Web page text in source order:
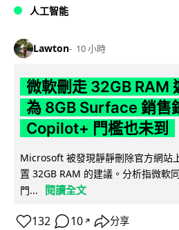
人工智能
Lawton 10 小時
微軟刪走 32GB RAM
為 8GB Surface 銷售
Copilot+ 門檻也未到
Microsoft 被發現靜靜刪除官方網站
置 32GB RAM 的建議。分析指微軟
門...
閱讀全文
132 10 ↗ 分享